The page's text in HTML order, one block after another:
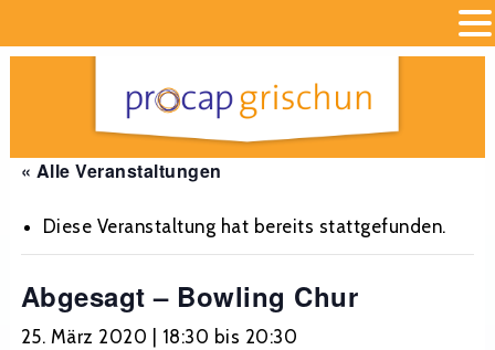
« Alle Veranstaltungen
Diese Veranstaltung hat bereits stattgefunden.
Abgesagt – Bowling Chur
25. März 2020 | 18:30 bis 20:30